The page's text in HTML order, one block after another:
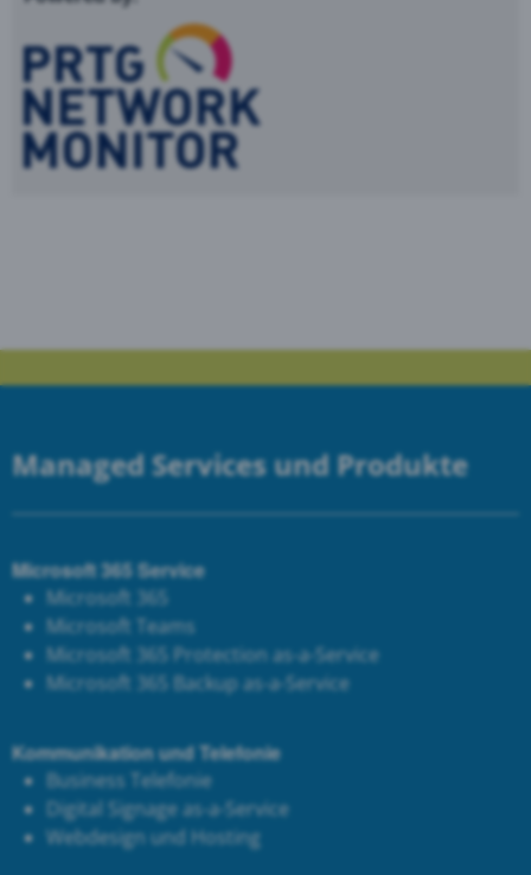
Managed Services und Produkte
Microsoft 365 Service
Microsoft 365
Microsoft Teams
Microsoft 365 Protection as-a-Service
Microsoft 365 Backup as-a-Service
Kommunikation und Telefonie
Business Telefonie
Digital Signage as-a-Service
Webdesign und Hosting